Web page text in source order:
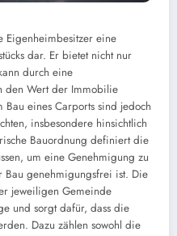
Eigenheimbesitzer eine
dar. Er bietet nicht nur
durch eine
den Wert der Immobilie
eines Carports sind jedoch
insbesondere hinsichtlich
Bauordnung definiert die
um eine Genehmigung zu
genehmigungsfrei ist. Die
jeweiligen Gemeinde
und sorgt dafür, dass die
Dazu zählen sowohl die